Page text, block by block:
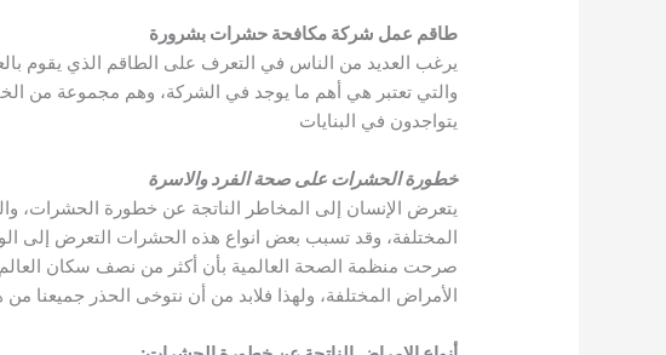
طاقم عمل شركة مكافحة حشرات بشرورة
يرغب العديد من الناس في التعرف على الطاقم الذي يقوم
والتي تعتبر هي أهم ما يوجد في الشركة، وهم مجموعة من
يتواجدون في البنايات
خطورة الحشرات على صحة الفرد والاسرة
يتعرض الإنسان إلى المخاطر الناتجة عن خطورة الحشرات،
المختلفة، وقد تسبب بعض انواع هذه الحشرات التعرض إلى
صرحت منظمة الصحة العالمية بأن أكثر من نصف سكان
الأمراض المختلفة، ولهذا فلابد من أن نتوخى الحذر جميعنا